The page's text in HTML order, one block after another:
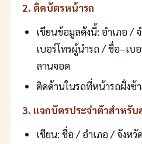
2. ติดบัตรหน้ารถ
เขียนข้อมูลดังนี้: อำเภอ /
เบอร์โทรผู้นำรถ / ชื่อ–เบ
ลานจอด
ติดด้านในรถที่หน้ารถฝั่งซ้
3. แจกบัตรประจำตัวสำหรับ
เขียน: ชื่อ / อำเภอ / จังห